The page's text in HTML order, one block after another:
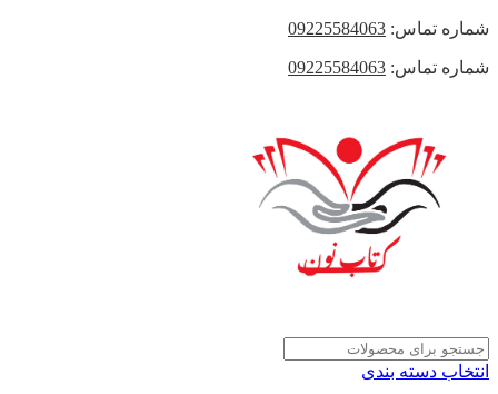
شماره تماس: 09225584063
شماره تماس: 09225584063
انتخاب دسته بندی